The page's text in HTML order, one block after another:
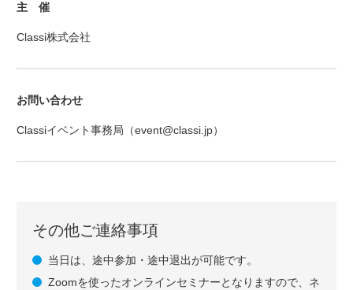
主 催
Classi株式会社
お問い合わせ
Classiイベント事務局（event@classi.jp）
その他ご連絡事項
当日は、途中参加・途中退出が可能です。
Zoomを使ったオンラインセミナーとなりますので、ネ